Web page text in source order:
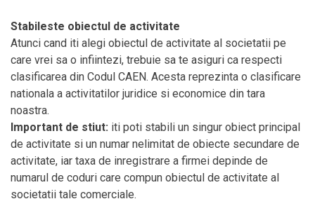
Stabileste obiectul de activitate
Atunci cand iti alegi obiectul de activitate al societatii pe
care vrei sa o infiintezi, trebuie sa te asiguri ca respecti
clasificarea din Codul CAEN. Acesta reprezinta o clasificare
nationala a activitatilor juridice si economice din tara
noastra.
Important de stiut: iti poti stabili un singur obiect principal
de activitate si un numar nelimitat de obiecte secundare de
activitate, iar taxa de inregistrare a firmei depinde de
numarul de coduri care compun obiectul de activitate al
societatii tale comerciale.